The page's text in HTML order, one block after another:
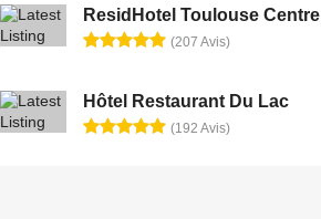
ResidHotel Toulouse Centre
(207 Avis)
Hôtel Restaurant Du Lac
(192 Avis)